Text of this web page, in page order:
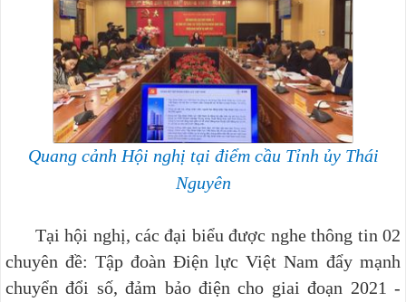
Quang cảnh Hội nghị tại điểm cầu Tỉnh ủy Thái
Nguyên
Tại hội nghị, các đại biểu được nghe thông tin 02
chuyên đề: Tập đoàn Điện lực Việt Nam đẩy mạnh
chuyển đổi số, đảm bảo điện cho giai đoạn 2021 -